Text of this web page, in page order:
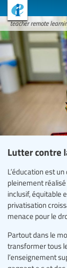
teacher remote
Lutter contre
L’éducation est
pleinement
inclusif, équitable
privatisation
menace pour le
Partout dans le
transformer tous
l’enseignement